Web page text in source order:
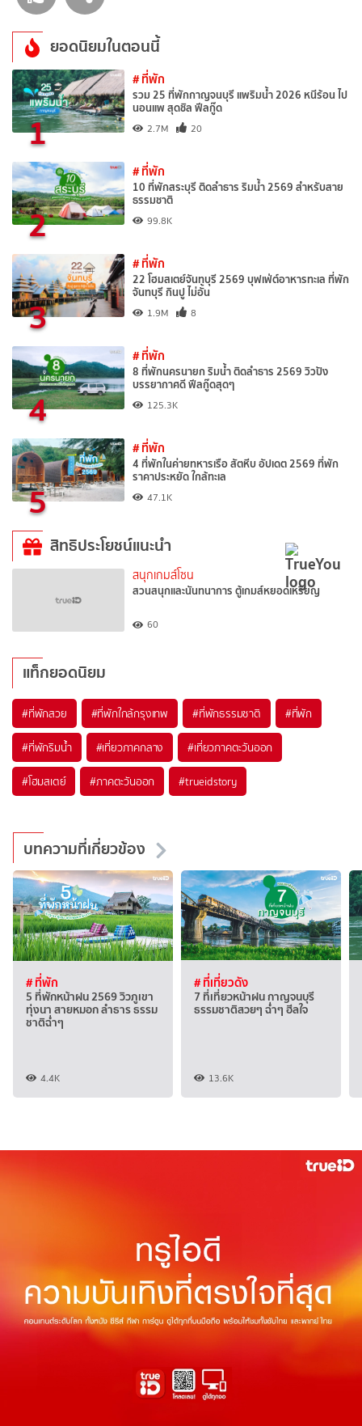
ยอดนิยมในตอนนี้
1
# ที่พัก
รวม 25 ที่พักกาญจนบุรี แพริมน้ำ 2026 หนีร้อน ไป
นอนแพ สุดชิล ฟีลกู๊ด
2.7M 20
2
# ที่พัก
10 ที่พักสระบุรี ติดลำธาร ริมน้ำ 2569 สำหรับสาย
ธรรมชาติ
99.8K
3
# ที่พัก
22 โฮมสเตย์จันทบุรี 2569 บุฟเฟ่ต์อาหารทะเล ที่พัก
จันทบุรี กินปู ไม่อั้น
1.9M 8
4
# ที่พัก
8 ที่พักนครนายก ริมน้ำ ติดลำธาร 2569 วิวปัง
บรรยากาศดี ฟีลกู๊ดสุดๆ
125.3K
5
# ที่พัก
4 ที่พักในค่ายทหารเรือ สัตหีบ อัปเดต 2569 ที่พัก
ราคาประหยัด ใกล้ทะเล
47.1K
สิทธิประโยชน์แนะนำ
สนุกเกมส์โซน
สวนสนุกและนันทนาการ ตู้เกมส์หยอดเหรียญ
60
แท็กยอดนิยม
#ที่พักสวย #ที่พักใกล้กรุงเทพ #ที่พักธรรมชาติ #ที่พัก
#ที่พักริมน้ำ #เที่ยวภาคกลาง #เที่ยวภาคตะวันออก
#โฮมสเตย์ #ภาคตะวันออก #trueidstory
บทความที่เกี่ยวข้อง
# ที่พัก
5 ที่พักหน้าฝน 2569 วิวภูเขา
ทุ่งนา สายหมอก ลำธาร ธรรม
ชาติฉ่ำๆ
4.4K
# ที่เที่ยวดัง
7 ที่เที่ยวหน้าฝน กาญจนบุรี
ธรรมชาติสวยๆ ฉ่ำๆ ฮีลใจ
13.6K